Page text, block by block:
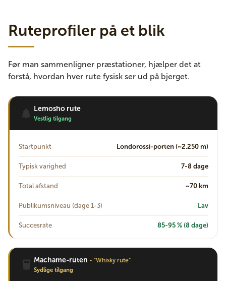
Ruteprofiler på et blik
Før man sammenligner præstationer, hjælper det at
forstå, hvordan hver rute fysisk ser ud på bjerget.
Lemosho rute
Vestlig tilgang
Startpunkt Londorossi-porten (~2.250 m)
Typisk varighed 7-8 dage
Total afstand ~70 km
Publikumsniveau (dage 1-3) Lav
Succesrate 85-95 % (8 dage)
Machame-ruten - "Whisky rute"
Sydlige tilgang